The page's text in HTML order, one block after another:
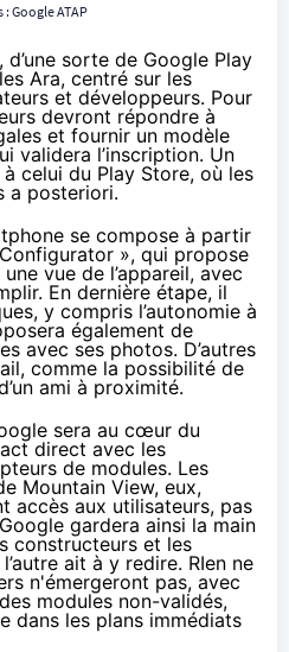
: Google ATAP
d’une sorte de Google Play
Ara, centré sur les
et développeurs. Pour
devront répondre à
et fournir un modèle
validera l’inscription. Un
celui du Play Store, où les
a posteriori.
se compose à partir
», qui propose
vue de l’appareil, avec
En dernière étape, il
y compris l’autonomie à
également de
avec ses photos. D’autres
comme la possibilité de
ami à proximité.
sera au cœur du
direct avec les
de modules. Les
Mountain View, eux,
accès aux utilisateurs, pas
gardera ainsi la main
constructeurs et les
ait à y redire. RIen ne
n'émergeront pas, avec
modules non-validés,
dans les plans immédiats